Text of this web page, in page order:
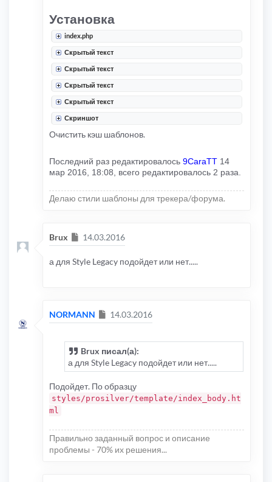
Установка
index.php
Скрытый текст
Скрытый текст
Скрытый текст
Скрытый текст
Скриншот
Очистить кэш шаблонов.
Последний раз редактировалось 9CaraTT 14
мар 2016, 18:08, всего редактировалось 2 раза.
Делаю стили шаблоны для трекера/форума.
Brux Сообщение
14.03.2016
а для Style Legacy подойдет или нет.....
NORMANN Сообщение
14.03.2016
Brux писал(а):
а для Style Legacy подойдет или нет.....
Подойдет. По образцу
styles/prosilver/template/index_body.ht
ml
Правильно заданный вопрос и описание
проблемы - 70% их решения...